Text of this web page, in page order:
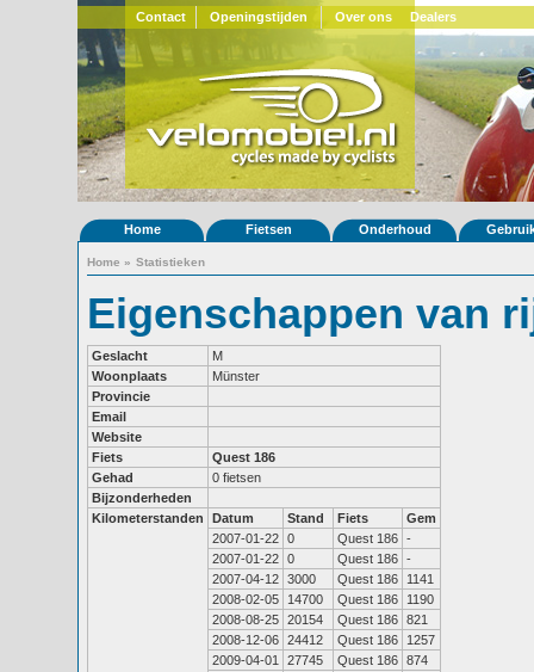
Contact Openingstijden Over ons Dealers
Home Fietsen Onderhoud
Home » Statistieken
Eigenschappen van
Geslacht
M
Woonplaats
Münster
Provincie
Email
Website
Fiets
Quest 186
Gehad
0 fietsen
Bijzonderheden
Kilometerstanden
Datum Stand Fiets
Gem
2007-01-22 0 Quest 186 -
2007-01-22 0 Quest 186 -
2007-04-12 3000 Quest 186
1141
2008-02-05
14700 Quest 186
1190
2008-08-25 20154 Quest 186 821
2008-12-06 24412 Quest 186
1257
2009-04-01
27745 Quest 186 874